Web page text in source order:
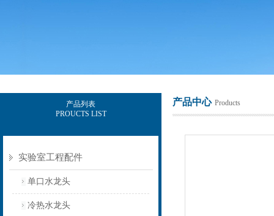
产品列表
PROUCTS LIST
实验室工程配件
单口水龙头
冷热水龙头
产品中心 Products